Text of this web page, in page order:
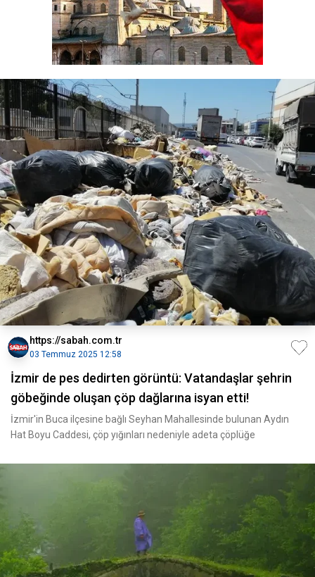
https://sabah.com.tr
03 Temmuz 2025 12:58
İzmir de pes dedirten görüntü: Vatandaşlar şehrin
göbeğinde oluşan çöp dağlarına isyan etti!
İzmir'in Buca ilçesine bağlı Seyhan Mahallesinde bulunan Aydın
Hat Boyu Caddesi, çöp yığınları nedeniyle adeta çöplüğe